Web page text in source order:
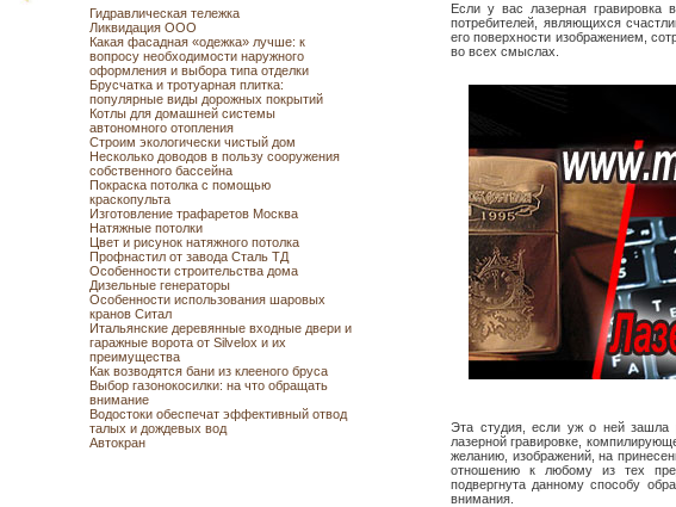
Гидравлическая тележка
Ликвидация ООО
Какая фасадная «одежка» лучше: к
вопросу необходимости наружного
оформления и выбора типа отделки
Брусчатка и тротуарная плитка:
популярные виды дорожных покрытий
Котлы для домашней системы
автономного отопления
Строим экологически чистый дом
Несколько доводов в пользу сооружения
собственного бассейна
Покраска потолка с помощью
краскопульта
Изготовление трафаретов Москва
Натяжные потолки
Цвет и рисунок натяжного потолка
Профнастил от завода Сталь ТД
Особенности строительства дома
Дизельные генераторы
Особенности использования шаровых
кранов Ситал
Итальянские деревянные входные двери и
гаражные ворота от Silvelox и их
преимущества
Как возводятся бани из клееного бруса
Выбор газонокосилки: на что обращать
внимание
Водостоки обеспечат эффективный отвод
талых и дождевых вод
Автокран
Если у вас лазерная гравировка
потребителей, являющихся
его поверхности изображением,
во всех смыслах.
Эта студия, если уж о ней зашла
лазерной гравировке,
желанию, изображений, на
отношению к любому из тех
подвергнута данному способу
внимания.